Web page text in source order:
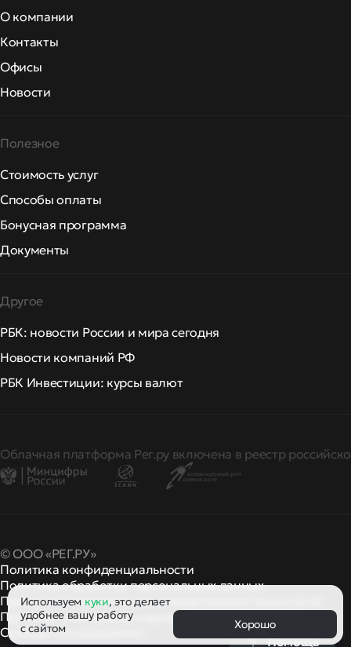
О компании
Контакты
Офисы
Новости
Полезное
Стоимость услуг
Способы оплаты
Бонусная программа
Документы
Другое
РБК: новости России и мира сегодня
Новости компаний РФ
РБК Инвестиции: курсы валют
Облачная платформа Рег.ру включена в реестр
© ООО «РЕГ.РУ»
Политика конфиденциальности
Политика обработки персональных данных
Правила применения рекомендательных технологий
Правила пользованияи другие
правила и политики
Сообщить о нарушении
Используем куки, это делает
удобнее вашу работу
с сайтом
Хорошо
Помощь